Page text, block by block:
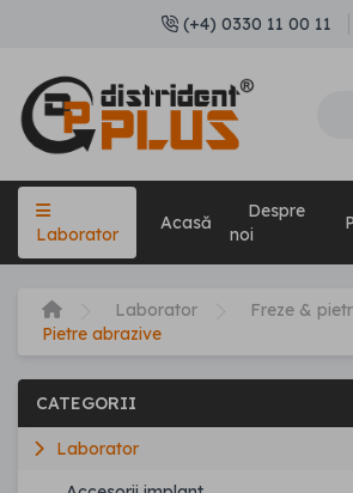
(+4) 0330 11 00 11
Laborator
Acasă
Despre
noi
Laborator
Freze &
Pietre abrazive
CATEGORII
Laborator